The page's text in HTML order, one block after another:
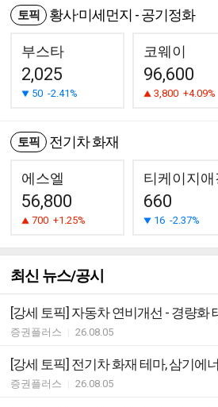
토픽 황사·미세먼지 - 공기정화
부스타
2,025
50 -2.41%
코웨이
96,600
3,800 +4.09%
토픽 전기차 화재
에스엘
56,800
700 +1.25%
티케이지애
660
16 -2.37%
최신 뉴스/공시
증권플러스 26.08.05
증권플러스 26.08.05